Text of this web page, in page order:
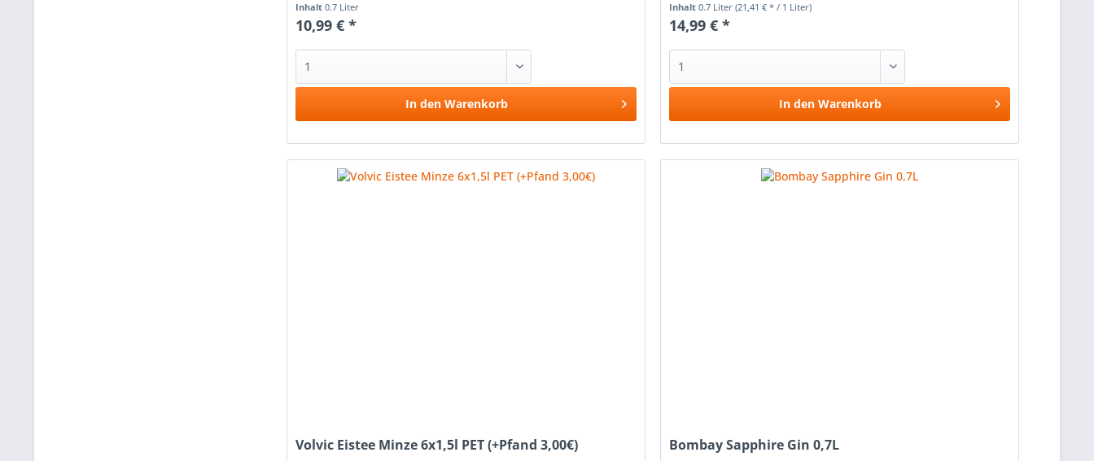
Inhalt0.7 Liter
10,99 € *
In den Warenkorb
Merken
Inhalt0.7 Liter(21,41 € * / 1 Liter)
14,99 € *
In den Warenkorb
Volvic Eistee Minze 6x1,5l PET (+Pfand 3,00€) Bombay Sapphire Gin 0,7L